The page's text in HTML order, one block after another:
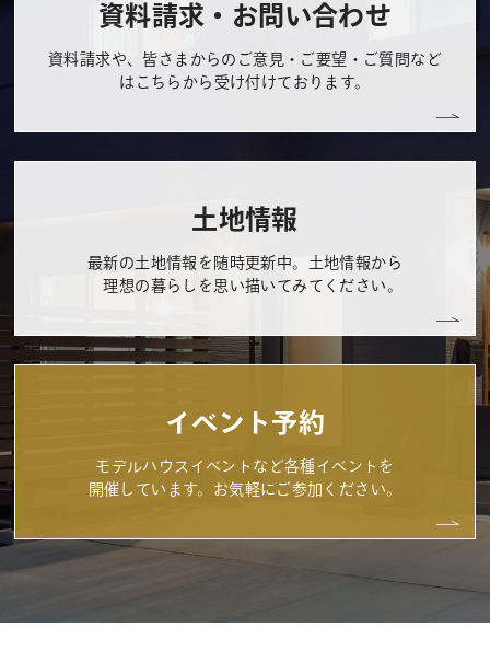
資料請求・お問い合わせ
資料請求や、皆さまからのご意見・ご要望・ご質問など
はこちらから受け付けております。
土地情報
最新の土地情報を随時更新中。土地情報から
理想の暮らしを思い描いてみてください。
イベント予約
モデルハウスイベントなど各種イベントを
開催しています。お気軽にご参加ください。